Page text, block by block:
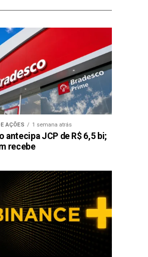
AÇÕES 1 semana atrás
antecipa JCP de R$ 6,5 bi;
recebe